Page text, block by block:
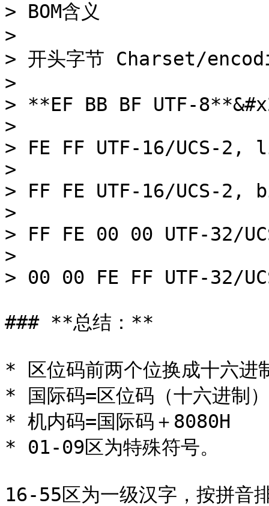
> BOM含义
>
> 开头字节 Charset/
>
> **EF BB BF UTF-
>
> FE FF UTF-16/UCS-
>
> FF FE UTF-16/UCS-2,
>
> FF FE 00 00 UTF-
>
> 00 00 FE FF UTF-32/
### **总结：**
* 区位码前两个位换成十六进
* 国际码=区位码（十六进制
* 机内码=国际码＋8080H
* 01-09区为特殊符号。
16-55区为一级汉字，按拼音